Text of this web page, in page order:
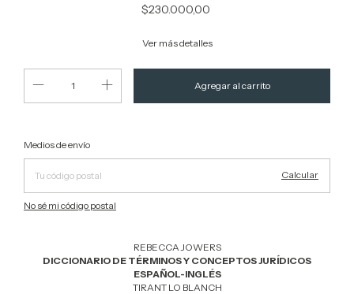
$230.000,00
Ver más detalles
Entregas para el CP:
Medios de envío
Calcular
No sé mi código postal
REBECCA JOWERS
DICCIONARIO DE TÉRMINOS Y CONCEPTOS JURÍDICOS
ESPAÑOL-INGLÉS
TIRANT LO BLANCH